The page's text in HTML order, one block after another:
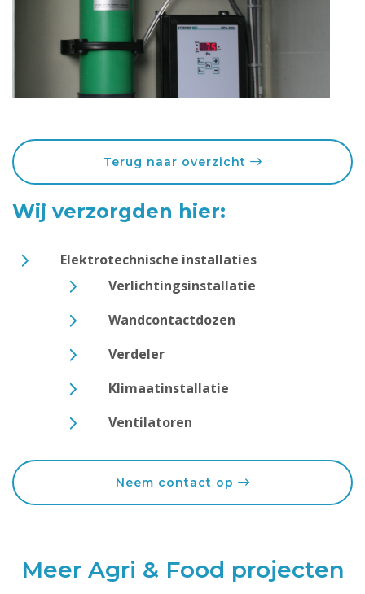
Terug naar overzicht
Wij verzorgden hier:
Elektrotechnische installaties
Verlichtingsinstallatie
Wandcontactdozen
Verdeler
Klimaatinstallatie
Ventilatoren
Neem contact op
Meer Agri & Food projecten